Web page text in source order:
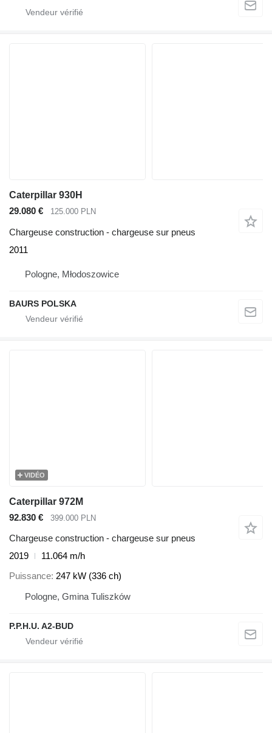
Caterpillar 930H
29.080 €
125.000 PLN
Chargeuse construction - chargeuse sur pneus
2011
Pologne, Młodoszowice
BAURS POLSKA
VIDÉO
Caterpillar 972M
92.830 €
399.000 PLN
Chargeuse construction - chargeuse sur pneus
2019
11.064 m/h
Puissance 247 kW (336 ch)
Pologne, Gmina Tuliszków
P.P.H.U. A2-BUD